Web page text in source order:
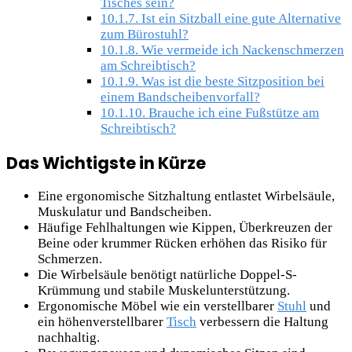
Tisches sein?
10.1.7. Ist ein Sitzball eine gute Alternative
zum Bürostuhl?
10.1.8. Wie vermeide ich Nackenschmerzen
am Schreibtisch?
10.1.9. Was ist die beste Sitzposition bei
einem Bandscheibenvorfall?
10.1.10. Brauche ich eine Fußstütze am
Schreibtisch?
Das Wichtigste in Kürze
Eine ergonomische Sitzhaltung entlastet Wirbelsäule,
Muskulatur und Bandscheiben.
Häufige Fehlhaltungen wie Kippen, Überkreuzen der
Beine oder krummer Rücken erhöhen das Risiko für
Schmerzen.
Die Wirbelsäule benötigt natürliche Doppel-S-
Krümmung und stabile Muskelunterstützung.
Ergonomische Möbel wie ein verstellbarer Stuhl und
ein höhenverstellbarer Tisch verbessern die Haltung
nachhaltig.